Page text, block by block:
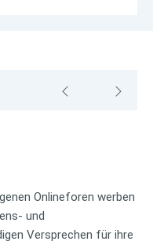
Onlineforen werben
und
Versprechen für ihre